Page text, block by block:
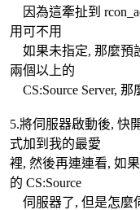
因為這牽扯到
用可不用
如果未指定, 那麼預
兩個以上的
CS:Source Server,
5.將伺服器啟動後, 快
式加到我的最愛
裡, 然後再連連看, 如
的 CS:Source
伺服器了, 但是怎麼